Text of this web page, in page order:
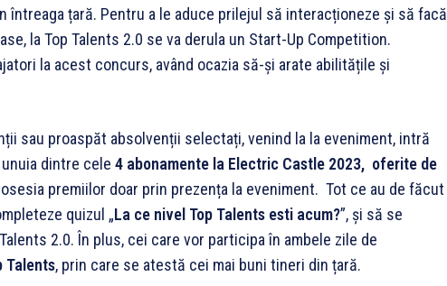
întreaga țară. Pentru a le aduce prilejul să interacționeze și să facă
la Top Talents 2.0 se va derula un Start-Up Competition.
la acest concurs, având ocazia să-și arate abilitățile și
sau proaspăt absolvenții selectați, venind la la eveniment, intră
dintre cele 4 abonamente la Electric Castle 2023, oferite de
premiilor doar prin prezența la eveniment. Tot ce au de făcut
quizul „La ce nivel Top Talents esti acum?”, și să se
2.0. În plus, cei care vor participa în ambele zile de
Talents, prin care se atestă cei mai buni tineri din țară.